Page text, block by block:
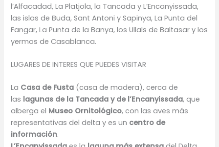
l’Alfacadad, La Platjola, la Tancada y L’Encanyissada,
las islas de Buda, Sant Antoni y Sapinya, La Punta del
Fangar, La Punta de la Banya, los Ullals de Baltasar y los
yermos de Casablanca.
LUGARES DE INTERES QUE PUEDES VISITAR
La Casa de Fusta (casa de madera), cerca de
las lagunas de la Tancada y de l’Encanyissada, que
alberga el Museo Ornitológico, con las aves más
representativas del delta y es un centro de
información.